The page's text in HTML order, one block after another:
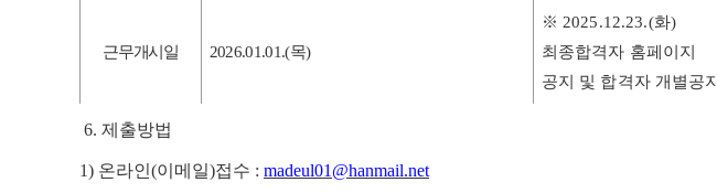
근무개시일 2026.01.01.(목)
※2025.12.23.(화)
최종합격자 홈페이지
공지 및 합격자 개별공지
6. 제출방법
1) 온라인(이메일)접수 : madeul01@hanmail.net